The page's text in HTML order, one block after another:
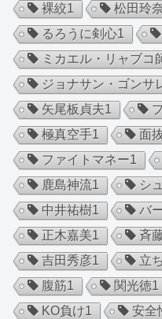
裸絞1 松田玲
るろうに剣心1
ミカエル・リャブコ
ジョナサン・ゴンサ
矢尾板貞夫1
極真空手1 面
ファイトマネー1
鹿島神流1 シ
中井祐樹1 バ
正木嘉美1 斉
吉田秀彦1 立
腹筋1 関光徳1
KO負け1 安全